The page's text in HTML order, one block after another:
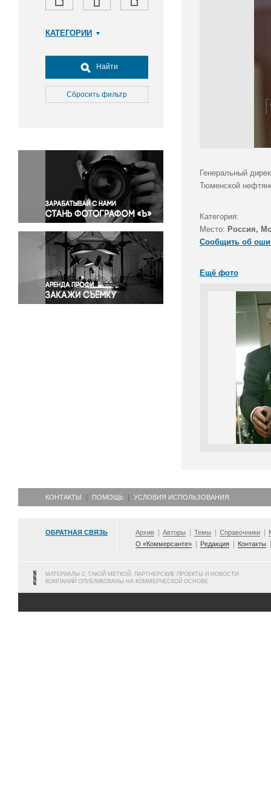
КАТЕГОРИИ
Досуг, туризм и отдых
Культура
Медицина
Окружающая среда
Политика
Правосудие
Происшествия и конфликты
Религия
Светская жизнь
Спорт
Экология
Экономика и бизнес
Найти
Сбросить фильтр
Генеральный
Тюменской
Категория:
Место: Россия,
Сообщить об
Ещё фото
КОНТАКТЫ ПОМОЩЬ УСЛОВИЯ ИСПОЛЬЗОВАНИЯ
ОБРАТНАЯ СВЯЗЬ Архив Авторы Темы Справочники
О «Коммерсанте»
Редакция Контакты
МАТЕРИАЛЫ С ТАКОЙ МЕТКОЙ, ПАРТНЕРСКИЕ ПРОЕКТЫ И НОВОСТИ
КОМПАНИЙ ОПУБЛИКОВАНЫ НА КОММЕРЧЕСКОЙ ОСНОВЕ